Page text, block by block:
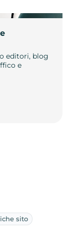
editori, blog
e
sito